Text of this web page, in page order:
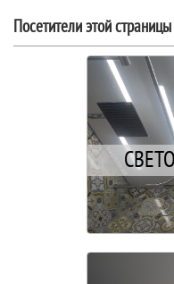
Посетители этой